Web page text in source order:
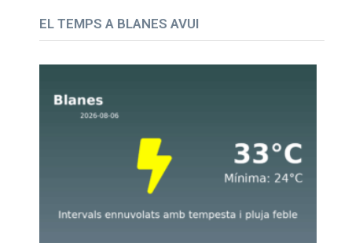
EL TEMPS A BLANES AVUI